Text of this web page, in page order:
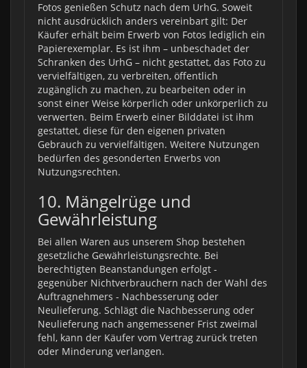
Fotos genießen Schutz nach dem UrhG. Soweit
nicht ausdrücklich anders vereinbart gilt: Der
Käufer erhält beim Erwerb von Fotos lediglich ein
Papierexemplar. Es ist ihm – unbeschadet der
Schranken des UrhG – nicht gestattet, das Foto zu
vervielfältigen, zu verbreiten, öffentlich
zugänglich zu machen, zu bearbeiten oder in
sonst einer Weise körperlich oder unkörperlich zu
verwerten. Beim Erwerb einer Bilddatei ist ihm
gestattet, diese für den eigenen privaten
Gebrauch zu vervielfältigen. Weitere Nutzungen
bedürfen des gesonderten Erwerbs von
Nutzungsrechten.
10. Mängelrüge und
Gewährleistung
Bei allen Waren aus unserem Shop bestehen
gesetzliche Gewährleistungsrechte. Bei
berechtigten Beanstandungen erfolgt -
gegenüber Nichtverbrauchern nach der Wahl des
Auftragnehmers - Nachbesserung oder
Neulieferung. Schlägt die Nachbesserung oder
Neulieferung nach angemessener Frist zweimal
fehl, kann der Käufer vom Vertrag zurück treten
oder Minderung verlangen.